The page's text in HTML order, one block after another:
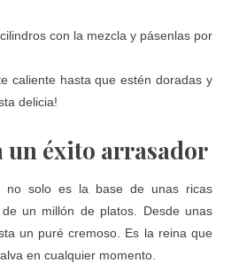
con la mezcla y pásenlas por
hasta que estén doradas y
delicia!
un éxito arrasador
no solo es la base de unas ricas
un millón de platos. Desde unas
un puré cremoso. Es la reina que
en cualquier momento.